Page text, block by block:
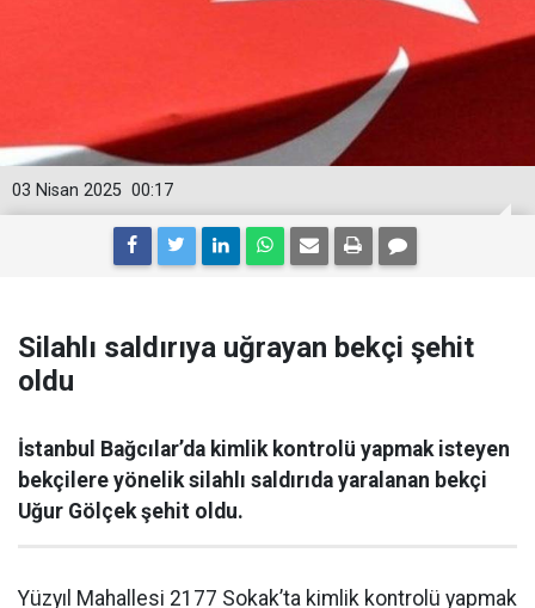
00:17
03 Nisan 2025
Silahlı saldırıya uğrayan bekçi şehit
oldu
İstanbul Bağcılar’da kimlik kontrolü yapmak isteyen
bekçilere yönelik silahlı saldırıda yaralanan bekçi
Uğur Gölçek şehit oldu.
Yüzyıl Mahallesi 2177 Sokak’ta kimlik kontrolü yapmak